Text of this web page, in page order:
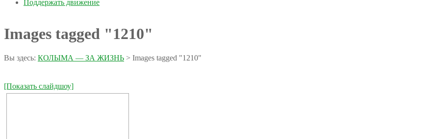
Поддержать движение
Images tagged "1210"
Вы здесь: КОЛЫМА — ЗА ЖИЗНЬ > Images tagged "1210"
[Показать слайдшоу]